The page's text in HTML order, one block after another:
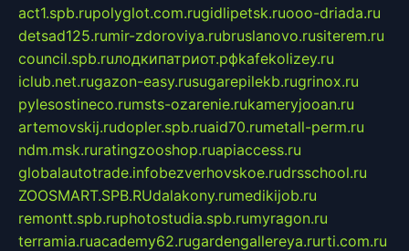
act1.spb.rupolyglot.com.rugidlipetsk.ruooo-driada.ru
detsad125.rumir-zdoroviya.rubruslanovo.rusiterem.ru
council.spb.ruлодкипатриот.рфkafekolizey.ru
iclub.net.rugazon-easy.rusugarepilekb.rugrinox.ru
pylesostineco.rumsts-ozarenie.rukameryjooan.ru
artemovskij.rudopler.spb.ruaid70.rumetall-perm.ru
ndm.msk.ruratingzooshop.ruapiaccess.ru
globalautotrade.infobezverhovskoe.rudrsschool.ru
ZOOSMART.SPB.RUdalakony.rumedikijob.ru
remontt.spb.ruphotostudia.spb.rumyragon.ru
terramia.ruacademy62.rugardengallereya.rurti.com.ru